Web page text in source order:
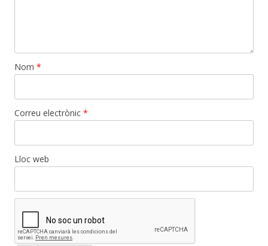
Nom *
Correu electrònic *
Lloc web